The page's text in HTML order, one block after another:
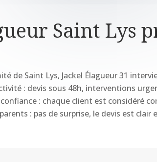
Saint Lys
de Saint Lys, Jackel Élagueur 31
: devis sous 48h, interventions
: chaque client est considéré
: pas de surprise, le devis est clair